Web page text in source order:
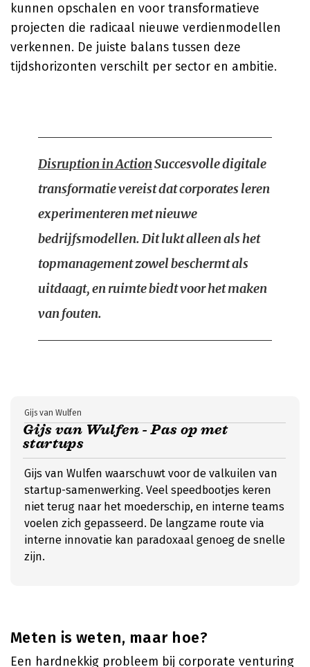
kunnen opschalen en voor transformatieve
projecten die radicaal nieuwe verdienmodellen
verkennen. De juiste balans tussen deze
tijdshorizonten verschilt per sector en ambitie.
Disruption in ActionSuccesvolle digitale
transformatie vereist dat corporates leren
experimenteren met nieuwe
bedrijfsmodellen. Dit lukt alleen als het
topmanagement zowel beschermt als
uitdaagt, en ruimte biedt voor het maken
van fouten.
Gijs van Wulfen - Pas op met
startups
Gijs van Wulfen
Gijs van Wulfen waarschuwt voor de valkuilen van
startup-samenwerking. Veel speedbootjes keren
niet terug naar het moederschip, en interne teams
voelen zich gepasseerd. De langzame route via
interne innovatie kan paradoxaal genoeg de snelle
zijn.
Meten is weten, maar hoe?
Een hardnekkig probleem bij corporate venturing